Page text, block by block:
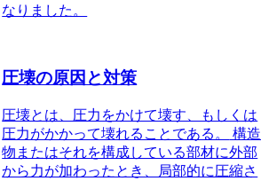
なりました。
圧壊の原因と対策
圧壊とは、圧力をかけて壊す、もしくは
圧力がかかって壊れることである。
構造
物またはそれを構成している部材に外部
から力が加わったとき、局部的に圧縮さ